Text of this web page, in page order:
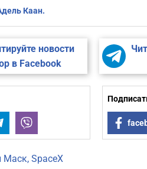
Каан.
новости
в Facebook
Telegram
Маск SpaceX